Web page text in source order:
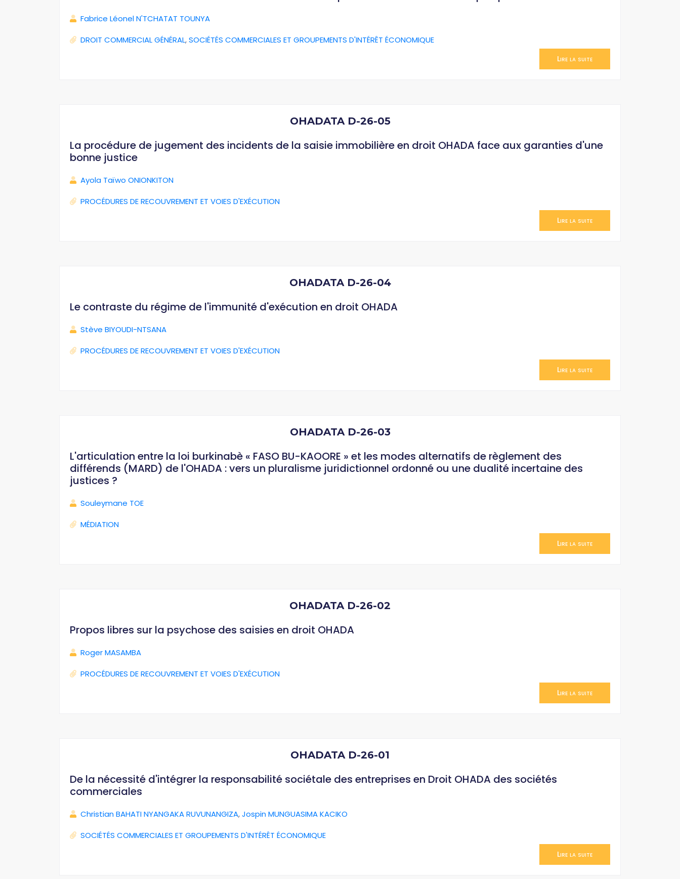
Fabrice Léonel N'TCHATAT TOUNYA
DROIT COMMERCIAL GÉNÉRAL,SOCIÉTÉS COMMERCIALES ET GROUPEMENTS D'INTÉRÊT ÉCONOMIQUE
Lire la suite
OHADATA D-26-05
La procédure de jugement des incidents de la saisie immobilière en droit OHADA face aux garanties d'une
bonne justice
Ayola Taïwo ONIONKITON
PROCÉDURES DE RECOUVREMENT ET VOIES D'EXÉCUTION
Lire la suite
OHADATA D-26-04
Le contraste du régime de l'immunité d'exécution en droit OHADA
Stève BIYOUDI-NTSANA
PROCÉDURES DE RECOUVREMENT ET VOIES D'EXÉCUTION
Lire la suite
OHADATA D-26-03
L'articulation entre la loi burkinabè « FASO BU-KAOORE » et les modes alternatifs de règlement des
différends (MARD) de l'OHADA : vers un pluralisme juridictionnel ordonné ou une dualité incertaine des
justices ?
Souleymane TOE
MÉDIATION
Lire la suite
OHADATA D-26-02
Propos libres sur la psychose des saisies en droit OHADA
Roger MASAMBA
PROCÉDURES DE RECOUVREMENT ET VOIES D'EXÉCUTION
Lire la suite
OHADATA D-26-01
De la nécessité d'intégrer la responsabilité sociétale des entreprises en Droit OHADA des sociétés
commerciales
Christian BAHATI NYANGAKA RUVUNANGIZA,Jospin MUNGUASIMA KACIKO
SOCIÉTÉS COMMERCIALES ET GROUPEMENTS D'INTÉRÊT ÉCONOMIQUE
Lire la suite